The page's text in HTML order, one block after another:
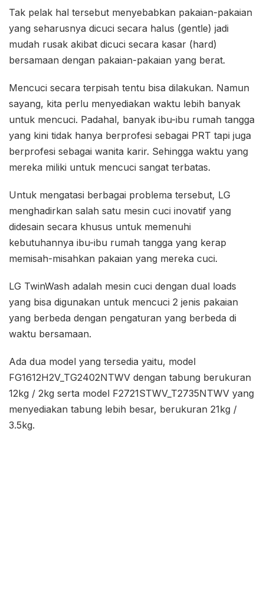
Tak pelak hal tersebut menyebabkan pakaian-pakaian
yang seharusnya dicuci secara halus (gentle) jadi
mudah rusak akibat dicuci secara kasar (hard)
bersamaan dengan pakaian-pakaian yang berat.
Mencuci secara terpisah tentu bisa dilakukan. Namun
sayang, kita perlu menyediakan waktu lebih banyak
untuk mencuci. Padahal, banyak ibu-ibu rumah tangga
yang kini tidak hanya berprofesi sebagai PRT tapi juga
berprofesi sebagai wanita karir. Sehingga waktu yang
mereka miliki untuk mencuci sangat terbatas.
Untuk mengatasi berbagai problema tersebut, LG
menghadirkan salah satu mesin cuci inovatif yang
didesain secara khusus untuk memenuhi
kebutuhannya ibu-ibu rumah tangga yang kerap
memisah-misahkan pakaian yang mereka cuci.
LG TwinWash adalah mesin cuci dengan dual loads
yang bisa digunakan untuk mencuci 2 jenis pakaian
yang berbeda dengan pengaturan yang berbeda di
waktu bersamaan.
Ada dua model yang tersedia yaitu, model
FG1612H2V_TG2402NTWV dengan tabung berukuran
12kg / 2kg serta model F2721STWV_T2735NTWV yang
menyediakan tabung lebih besar, berukuran 21kg /
3.5kg.